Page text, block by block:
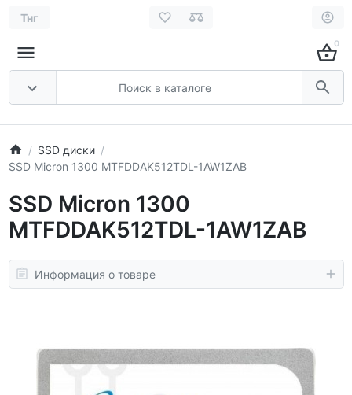
Тнг
0
SSD диски
SSD Micron 1300 MTFDDAK512TDL-1AW1ZAB
SSD Micron 1300
MTFDDAK512TDL-1AW1ZAB
Информация о товаре